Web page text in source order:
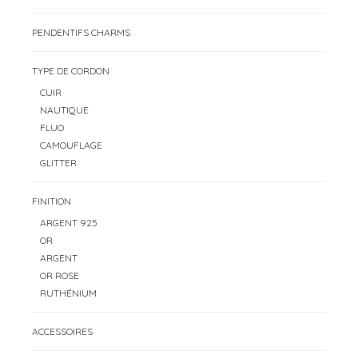
PENDENTIFS CHARMS
TYPE DE CORDON
CUIR
NAUTIQUE
FLUO
CAMOUFLAGE
GLITTER
FINITION
ARGENT 925
OR
ARGENT
OR ROSE
RUTHÉNIUM
ACCESSOIRES